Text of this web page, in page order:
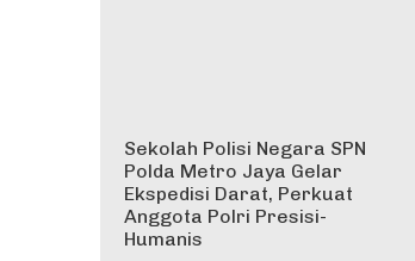
Sekolah Polisi Negara SPN
Polda Metro Jaya Gelar
Ekspedisi Darat, Perkuat
Anggota Polri Presisi-
Humanis